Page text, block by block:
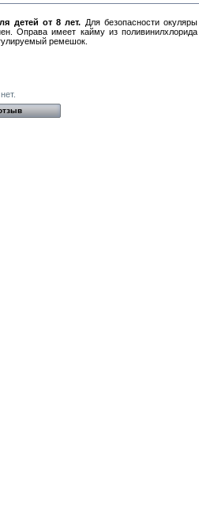
детей от 8 лет. Для безопасности окуляры
Оправа имеет кайму из поливинилхлорида
ремешок.